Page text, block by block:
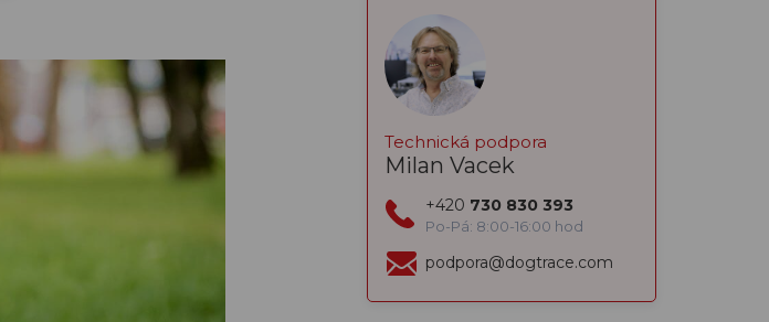
Technická podpora
Milan Vacek
+420 730 830 393
Po-Pá: 8:00-16:00 hod
podpora@dogtrace.com